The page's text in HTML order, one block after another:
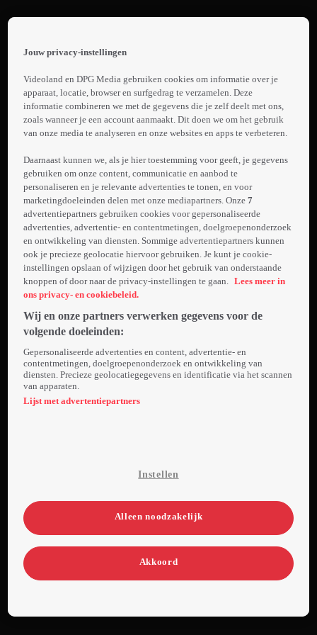
page
Proposal
Trailer:
The
Proposal
De Canadese
Margaret werkt
als uitgever in
New York. Als
haar visum
verloopt, dreigt
ze het land
uitgezet te
worden. Haar
assistent,
Andrew, moet
haar uit de
brand helpen
door te doen
immigratiedienst
ervan te
overtuigen dat
ze een echt
koppel zijn.
Meer
info
Jouw privacy-instellingen
Videoland en DPG Media gebruiken cookies om informatie over je
apparaat, locatie, browser en surfgedrag te verzamelen. Deze
informatie combineren we met de gegevens die je zelf deelt met ons,
zoals wanneer je een account aanmaakt. Dit doen we om het gebruik
van onze media te analyseren en onze websites en apps te verbeteren.
Daarnaast kunnen we, als je hier toestemming voor geeft, je gegevens
gebruiken om onze content, communicatie en aanbod te
personaliseren en je relevante advertenties te tonen, en voor
marketingdoeleinden delen met onze mediapartners. Onze7
advertentiepartners gebruiken cookies voor gepersonaliseerde
advertenties, advertentie- en contentmetingen, doelgroepenonderzoek
en ontwikkeling van diensten. Sommige advertentiepartners kunnen
ook je precieze geolocatie hiervoor gebruiken. Je kunt je cookie-
instellingen opslaan of wijzigen door het gebruik van onderstaande
knoppen of door naar de privacy-instellingen te gaan. Lees meer in
ons privacy- en cookiebeleid.
Wij en onze partners verwerken gegevens voor de
volgende doeleinden:
Gepersonaliseerde advertenties en content, advertentie- en
contentmetingen, doelgroepenonderzoek en ontwikkeling van
diensten. Precieze geolocatiegegevens en identificatie via het scannen
van apparaten.
Lijst met advertentiepartners
Instellen
Alleen noodzakelijk
Akkoord